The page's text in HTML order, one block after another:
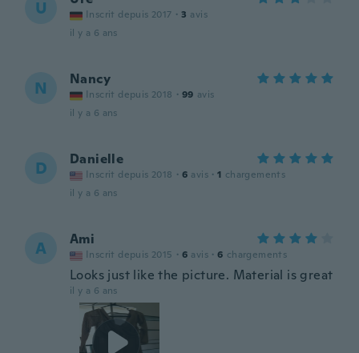
U Inscrit depuis 2017 · 3 avis
il y a 6 ans
N Nancy
Inscrit depuis 2018 · 99 avis
il y a 6 ans
D Danielle
Inscrit depuis 2018 · 6 avis · 1 chargements
il y a 6 ans
A Ami
Inscrit depuis 2015 · 6 avis · 6 chargements
Looks just like the picture. Material is great
il y a 6 ans